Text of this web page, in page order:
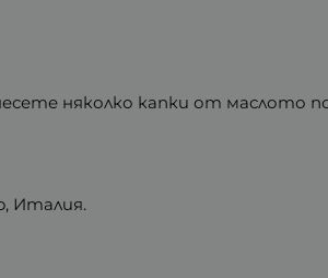
няколко капки от маслото
Италия.